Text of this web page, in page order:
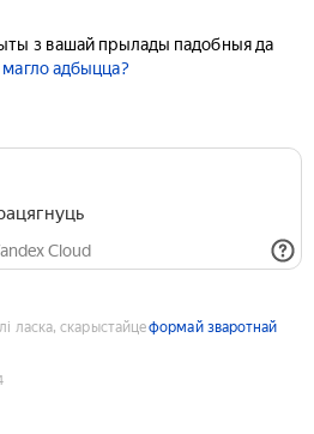
з вашай прылады падобныя да
адбыцца?
Cloud
ласка, скарыстайцеформай зваротнай